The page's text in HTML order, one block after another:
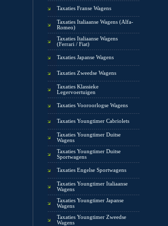
Taxaties Franse Wagens
Taxaties Italiaanse Wagens (Alfa-
Romeo)
Taxaties Italiaanse Wagens
(Ferrari / Fiat)
Taxaties Japanse Wagens
Taxaties Zweedse Wagens
Taxaties Klassieke
Legervoertuigen
Taxaties Vooroorlogse Wagens
Taxaties Youngtimer Cabriolets
Taxaties Youngtimer Duitse
Wagens
Taxaties Youngtimer Duitse
Sportwagens
Taxaties Engelse Sportwagens
Taxaties Youngtimer Italiaanse
Wagens
Taxaties Youngtimer Japanse
Wagens
Taxaties Youngtimer Zweedse
Wagens